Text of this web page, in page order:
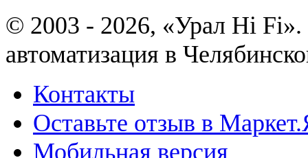
© 2003 - 2026, «Урал Hi
автоматизация в
Контакты
Оставьте отзыв в
Мобильная версия